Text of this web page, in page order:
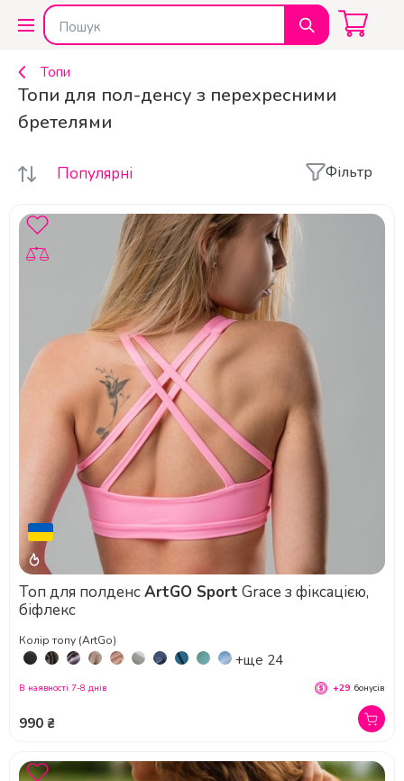
Топи
Топи для пол-денсу з перехресними
бретелями
Популярні Фільтр
Топ для полденсArtGO Sport Grace з фіксацією,
біфлекс
Колір топу (ArtGo)
+ще 24
990 ₴
В наявності 7-8 днів +29 бонусів